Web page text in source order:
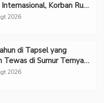
Korban Rugi
2026
di Tapsel yang
Tewas di Sumur Ternyata
Seksual
2026